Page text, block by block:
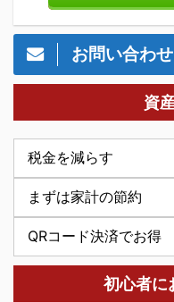
お問い合わ
資
税金を減らす
まずは家計の節約
QRコード決済でお得
初心者に